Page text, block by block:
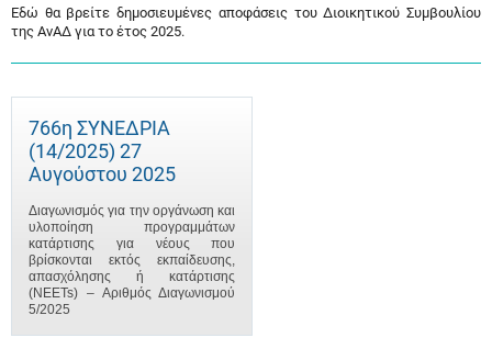
Εδώ θα βρείτε δημοσιευμένες αποφάσεις του Διοικητικού Συμβουλίου
της ΑνΑΔ για το έτος 2025.
766η ΣΥΝΕΔΡΙΑ
(14/2025) 27
Αυγούστου 2025
Διαγωνισμός για την οργάνωση και
υλοποίηση προγραμμάτων
κατάρτισης για νέους που
βρίσκονται εκτός εκπαίδευσης,
απασχόλησης ή κατάρτισης
(NEETs) – Αριθμός Διαγωνισμού
5/2025